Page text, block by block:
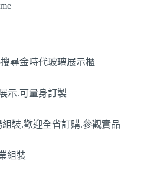
尋金時代玻璃展示櫃
示.可量身訂製
裝.歡迎全省訂購.參觀實品
組裝